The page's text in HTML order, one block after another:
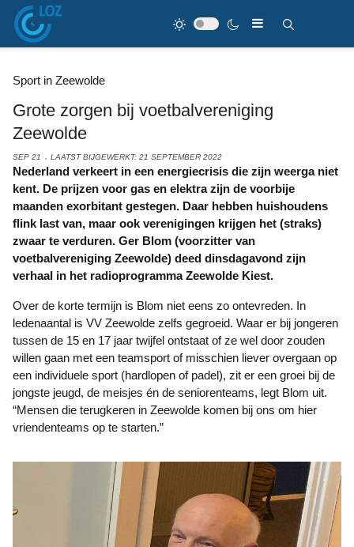
Sport in Zeewolde
Grote zorgen bij voetbalvereniging
Zeewolde
SEP 21 LAATST BIJGEWERKT: 21 SEPTEMBER 2022
Nederland verkeert in een energiecrisis die zijn weerga niet
kent. De prijzen voor gas en elektra zijn de voorbije
maanden exorbitant gestegen. Daar hebben huishoudens
flink last van, maar ook verenigingen krijgen het (straks)
zwaar te verduren. Ger Blom (voorzitter van
voetbalvereniging Zeewolde) deed dinsdagavond zijn
verhaal in het radioprogramma Zeewolde Kiest.
Over de korte termijn is Blom niet eens zo ontevreden. In
ledenaantal is VV Zeewolde zelfs gegroeid. Waar er bij jongeren
tussen de 15 en 17 jaar twijfel ontstaat of ze wel door zouden
willen gaan met een teamsport of misschien liever overgaan op
een individuele sport (hardlopen of padel), zit er een groei bij de
jongste jeugd, de meisjes én de seniorenteams, legt Blom uit.
“Mensen die terugkeren in Zeewolde komen bij ons om hier
vriendenteams op te starten.”